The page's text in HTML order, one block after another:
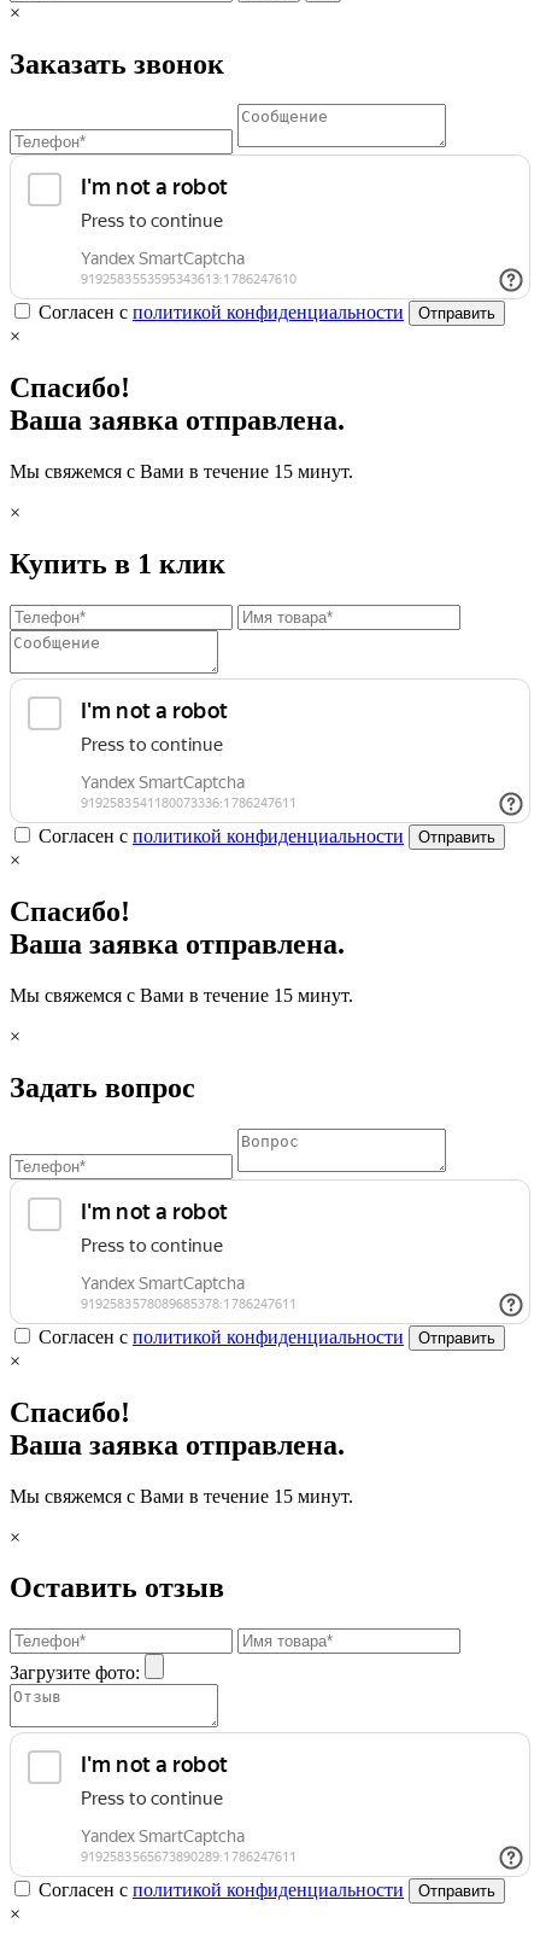
×
Заказать звонок
Согласен с политикой конфиденциальности Отправить
×
Спасибо!
Ваша заявка отправлена.
Мы свяжемся с Вами в течение 15 минут.
×
Купить в 1 клик
Согласен с политикой конфиденциальности Отправить
×
Спасибо!
Ваша заявка отправлена.
Мы свяжемся с Вами в течение 15 минут.
×
Задать вопрос
Согласен с политикой конфиденциальности Отправить
×
Спасибо!
Ваша заявка отправлена.
Мы свяжемся с Вами в течение 15 минут.
×
Оставить отзыв
Загрузите фото:
Согласен с политикой конфиденциальности Отправить
×